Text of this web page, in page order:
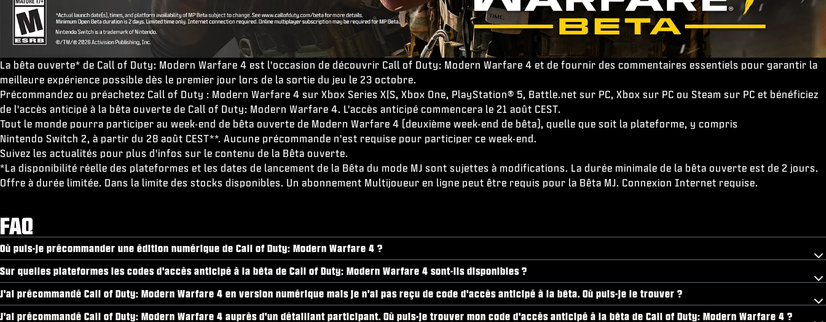
La bêta ouverte* de Call of Duty: Modern Warfare 4 est l'occasion de découvrir Call of Duty: Modern Warfare 4 et de fournir des commentaires essentiels pour garantir la
meilleure expérience possible dès le premier jour lors de la sortie du jeu le 23 octobre.
Précommandez ou préachetez Call of Duty : Modern Warfare 4 sur Xbox Series X|S, Xbox One, PlayStation® 5, Battle.net sur PC, Xbox sur PC ou Steam sur PC et bénéficiez
de l'accès anticipé à la bêta ouverte de Call of Duty: Modern Warfare 4. L'accès anticipé commencera le 21 août CEST.
Tout le monde pourra participer au week-end de bêta ouverte de Modern Warfare 4 (deuxième week-end de bêta), quelle que soit la plateforme, y compris
Nintendo Switch 2, à partir du 28 août CEST**. Aucune précommande n'est requise pour participer ce week-end.
Suivez les actualités pour plus d'infos sur le contenu de la Bêta ouverte.
*La disponibilité réelle des plateformes et les dates de lancement de la Bêta du mode MJ sont sujettes à modifications. La durée minimale de la bêta ouverte est de 2 jours.
Offre à durée limitée. Dans la limite des stocks disponibles. Un abonnement Multijoueur en ligne peut être requis pour la Bêta MJ. Connexion Internet requise.
FAQ
Où puis-je précommander une édition numérique de Call of Duty: Modern Warfare 4 ?
Sur quelles plateformes les codes d'accès anticipé à la bêta de Call of Duty: Modern Warfare 4 sont-ils disponibles ?
J'ai précommandé Call of Duty: Modern Warfare 4 en version numérique mais je n'ai pas reçu de code d'accès anticipé à la bêta. Où puis-je le trouver ?
J'ai précommandé Call of Duty: Modern Warfare 4 auprès d'un détaillant participant. Où puis-je trouver mon code d'accès anticipé à la bêta de Call of Duty: Modern Warfare 4 ?